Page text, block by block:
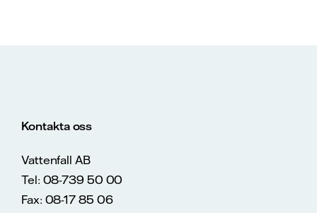
Kontakta oss
Vattenfall AB
Tel: 08-739 50 00
Fax: 08-17 85 06